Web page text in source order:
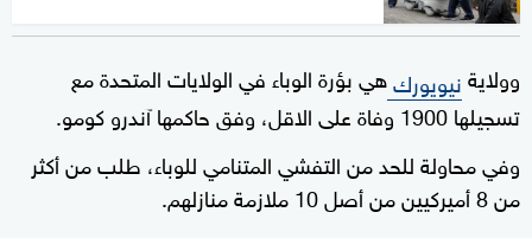
وولايةنيويوركهي بؤرة الوباء في الولايات المتحدة مع
تسجيلها 1900 وفاة على الاقل، وفق حاكمها آندرو كومو.
وفي محاولة للحد من التفشي المتنامي للوباء، طلب من أكثر
من 8 أميركيين من أصل 10 ملازمة منازلهم.